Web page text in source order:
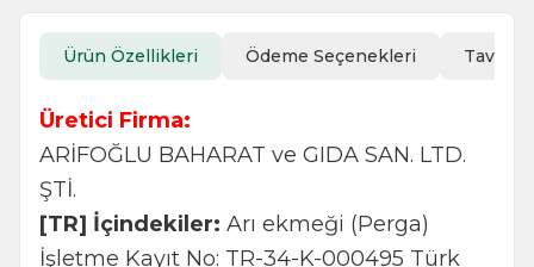
Ürün Özellikleri Ödeme Seçenekleri Tavsiye
Üretici Firma:
ARİFOĞLU BAHARAT ve GIDA SAN. LTD.
ŞTİ.
[TR] İçindekiler: Arı ekmeği (Perga)
İşletme Kayıt No: TR-34-K-000495 Türk